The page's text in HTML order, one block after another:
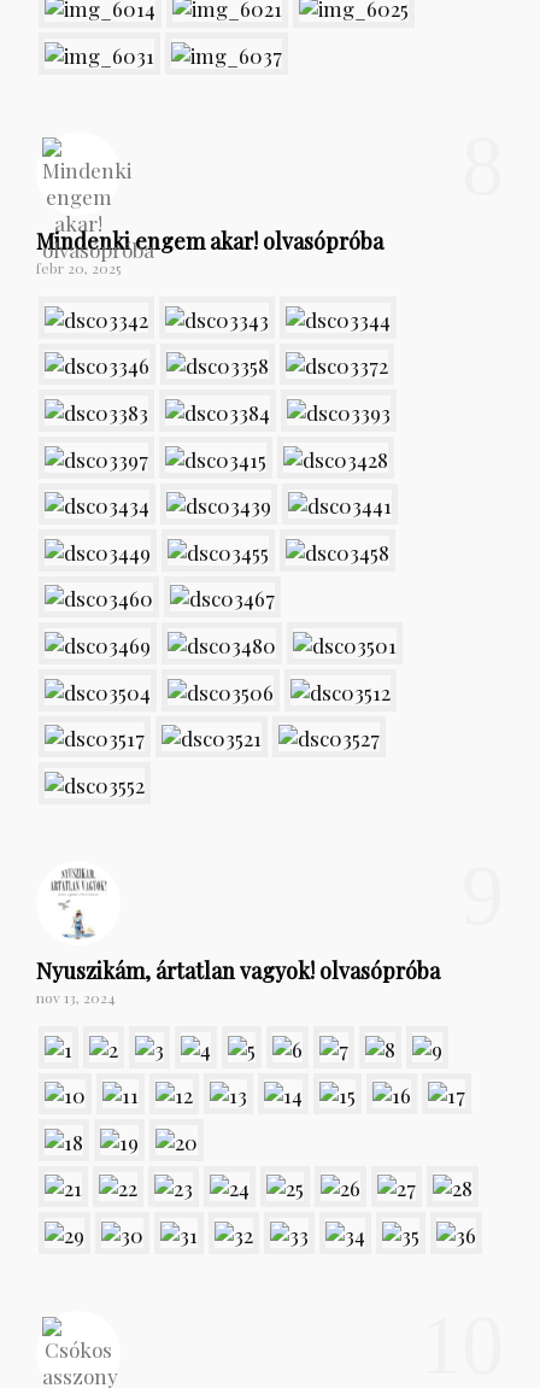
Mindenki engem akar! olvasópróba
febr 20, 2025
Nyuszikám, ártatlan vagyok! olvasópróba
nov 13, 2024